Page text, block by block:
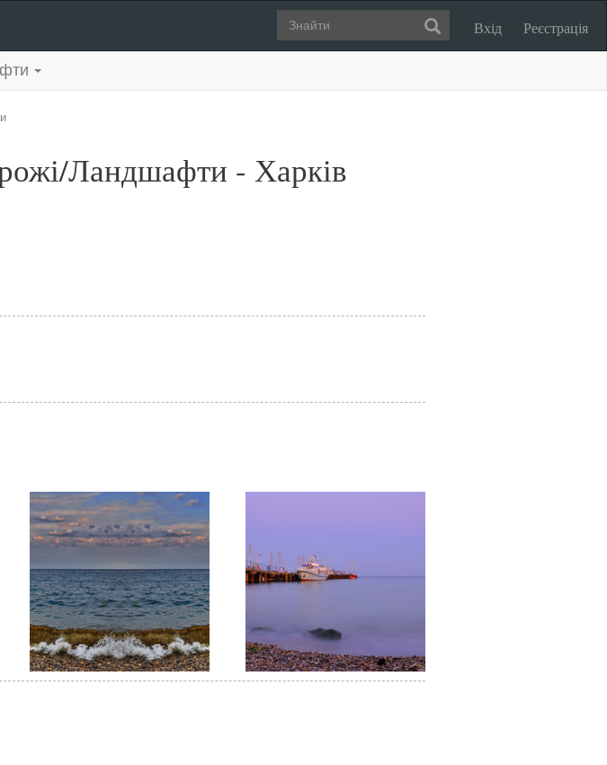
Вхід Реєстрація
Ландшафти - Харків